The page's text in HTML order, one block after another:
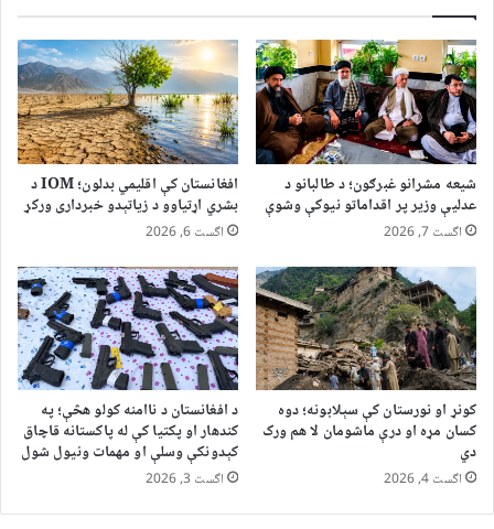
شیعه مشرانو غبرګون؛ د طالبانو د
عدلیې وزیر پر اقداماتو نیوکې وشوې
اگست 7, 2026
افغانستان کې اقلیمي بدلون؛ IOM د
بشري اړتیاوو د زیاتېدو خبرداری ورکړ
اگست 6, 2026
کونړ او نورستان کې سېلابونه؛ دوه
کسان مړه او درې ماشومان لا هم ورک
دي
اگست 4, 2026
د افغانستان د ناامنه کولو هڅې؛ په
کندهار او پکتیا کې له پاکستانه قاچاق
کېدونکې وسلې او مهمات ونیول شول
اگست 3, 2026